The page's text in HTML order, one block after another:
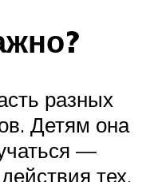
разных
Детям она
—
тех,